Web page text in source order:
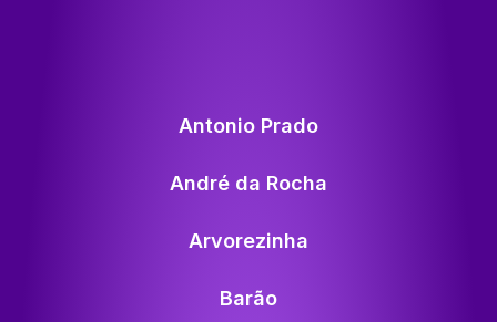
Antonio Prado
André da Rocha
Arvorezinha
Barão